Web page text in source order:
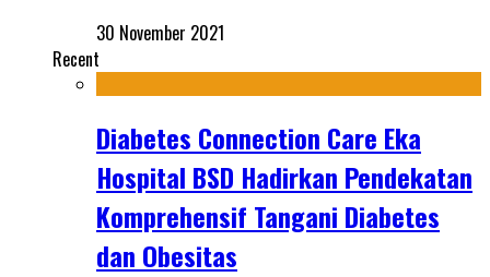
30 November 2021
Recent
Diabetes Connection Care Eka
Hospital BSD Hadirkan Pendekatan
Komprehensif Tangani Diabetes
dan Obesitas